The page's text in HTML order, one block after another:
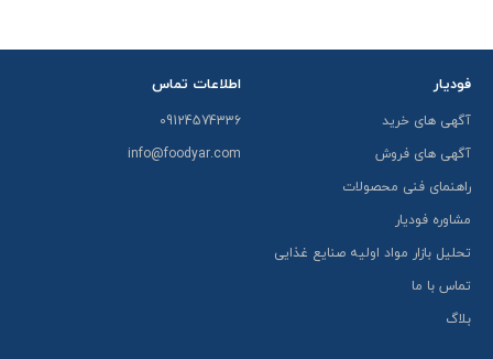
فودیار
آگهی های خرید
آگهی های فروش
راهنمای فنی محصولات
مشاوره فودیار
تحلیل بازار مواد اولیه صنایع غذایی
تماس با ما
بلاگ
اطلاعات تماس
09124574336
info@foodyar.com